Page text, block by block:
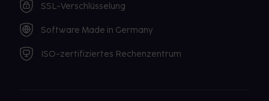
SSL-Verschlüsselung
Software Made in Germany
ISO-zertifiziertes Rechenzentrum